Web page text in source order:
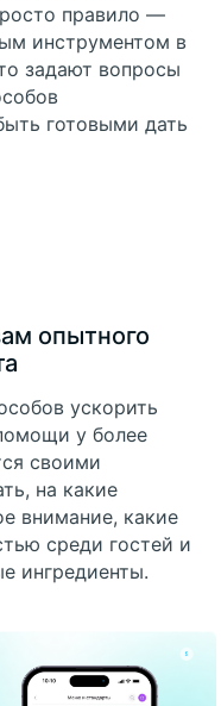
правило —
инструментом в
задают вопросы
готовыми дать
опытного
ускорить
у более
своими
на какие
внимание, какие
среди гостей и
ингредиенты.